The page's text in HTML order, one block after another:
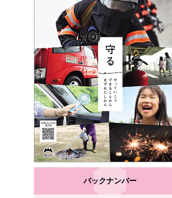
バックナンバー